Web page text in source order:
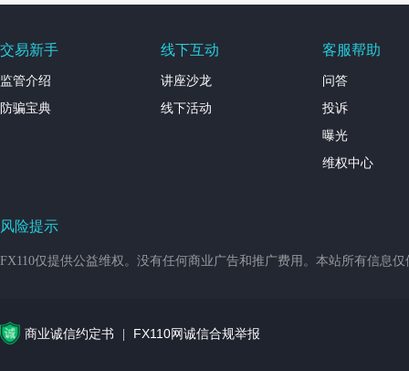
交易新手
监管介绍
防骗宝典
线下互动
讲座沙龙
线下活动
客服帮助
问答
投诉
曝光
维权中心
风险提示
FX110仅提供公益维权。没有任何商业广告和推广费用。本站所有信息
商业诚信约定书 FX110网诚信合规举报